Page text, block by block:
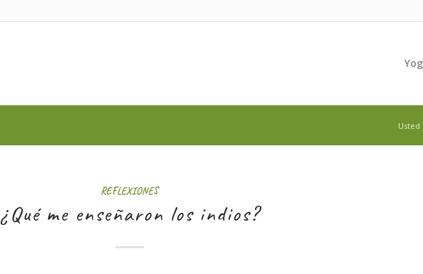
Usted
REFLEXIONES
¿Qué me enseñaron los indios?